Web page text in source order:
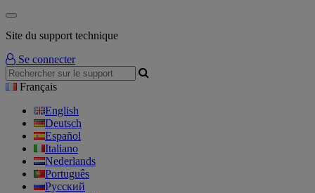
Site du support technique
Se connecter
Français
English
Deutsch
Español
Italiano
Nederlands
Português
Русский